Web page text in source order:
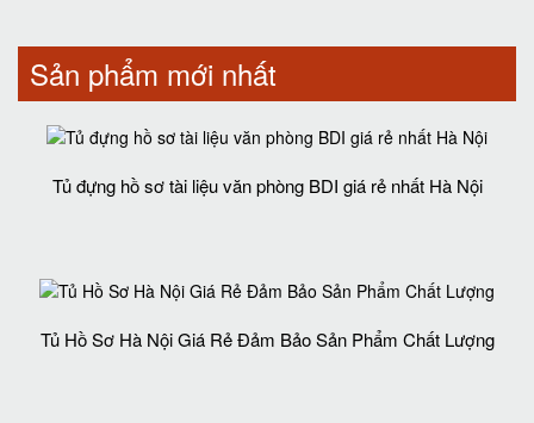
Sản phẩm mới nhất
Tủ đựng hồ sơ tài liệu văn phòng BDI giá rẻ nhất Hà Nội
Tủ Hồ Sơ Hà Nội Giá Rẻ Đảm Bảo Sản Phẩm Chất Lượng‎